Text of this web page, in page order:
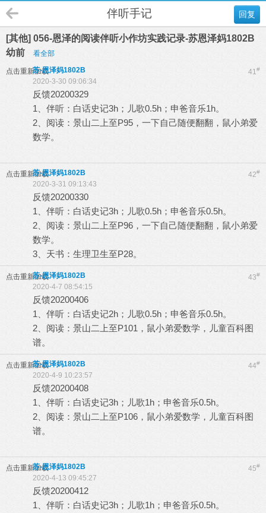
回复
伴听手记
[其他] 056-恩泽的阅读伴听小作坊实践记录-苏恩泽妈1802B
幼前
看全部
点击重新加载 41#
苏-恩泽妈1802B
2020-3-30 09:06:34
反馈20200329
1、伴听：白话史记3h；儿歌0.5h；申爸音乐1h。
2、阅读：景山二上至P95，一下自己随便翻翻，鼠小弟爱
数学。
点击重新加载 42#
苏-恩泽妈1802B
2020-3-31 09:13:43
反馈20200330
1、伴听：白话史记3h；儿歌0.5h；申爸音乐0.5h。
2、阅读：景山二上至P96，一下自己随便翻翻，鼠小弟爱
数学。
3、天书：生理卫生至P28。
点击重新加载 43#
苏-恩泽妈1802B
2020-4-7 08:54:15
反馈20200406
1、伴听：白话史记2h；儿歌0.5h；申爸音乐0.5h。
2、阅读：景山二上至P101，鼠小弟爱数学，儿童百科图
谱。
点击重新加载 44#
苏-恩泽妈1802B
2020-4-9 10:23:57
反馈20200408
1、伴听：白话史记3h；儿歌1h；申爸音乐0.5h。
2、阅读：景山二上至P106，鼠小弟爱数学，儿童百科图
谱。
点击重新加载 45#
苏-恩泽妈1802B
2020-4-13 09:45:27
反馈20200412
1、伴听：白话史记3h；儿歌1h；申爸音乐0.5h。